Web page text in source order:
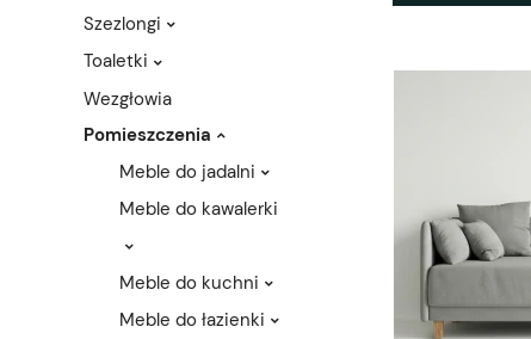
Szezlongi
Toaletki
Wezgłowia
Pomieszczenia
Meble do jadalni
Meble do kawalerki
Meble do kuchni
Meble do łazienki